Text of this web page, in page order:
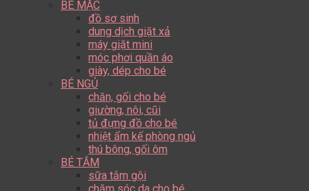
BÉ MẶC
đồ sơ sinh
dung dịch giặt xả
máy giặt mini
móc phơi quần áo
giày, dép cho bé
BÉ NGỦ
chăn, gối cho bé
giường, nôi, cũi
tủ đựng đồ cho bé
nhiệt ẩm kế phòng ngủ
thú bông, gối ôm
BÉ TẮM
sữa tắm gội